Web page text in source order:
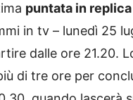
puntata in
in tv – lunedì 25
dalle ore 21.20.
di tre ore per